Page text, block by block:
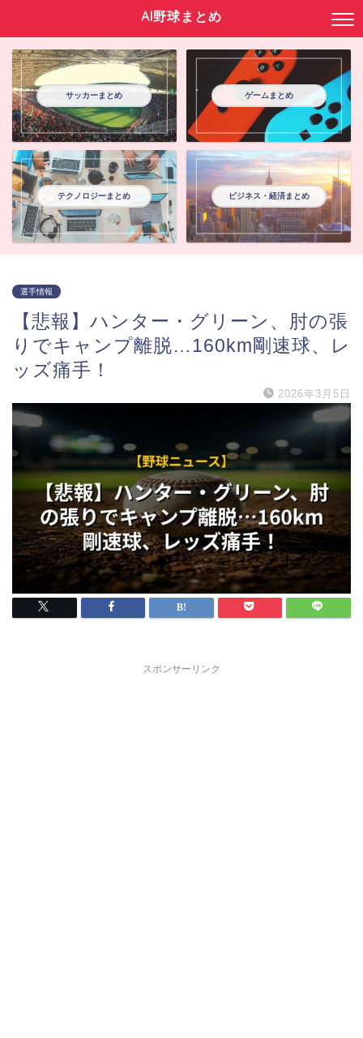
AI野球まとめ
サッカーまとめ ゲームまとめ
テクノロジーまとめ ビジネス・経済まとめ
選手情報
【悲報】ハンター・グリーン、肘の張
りでキャンプ離脱…160km剛速球、レ
ッズ痛手！
2026年3月5日
スポンサーリンク